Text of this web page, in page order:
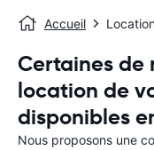
Accueil
Certaines de
location de
disponibles
Nous proposons une